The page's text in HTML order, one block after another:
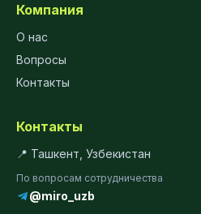
Компания
О нас
Вопросы
Контакты
Контакты
📍 Ташкент, Узбекистан
По вопросам сотрудничества
@miro_uzb